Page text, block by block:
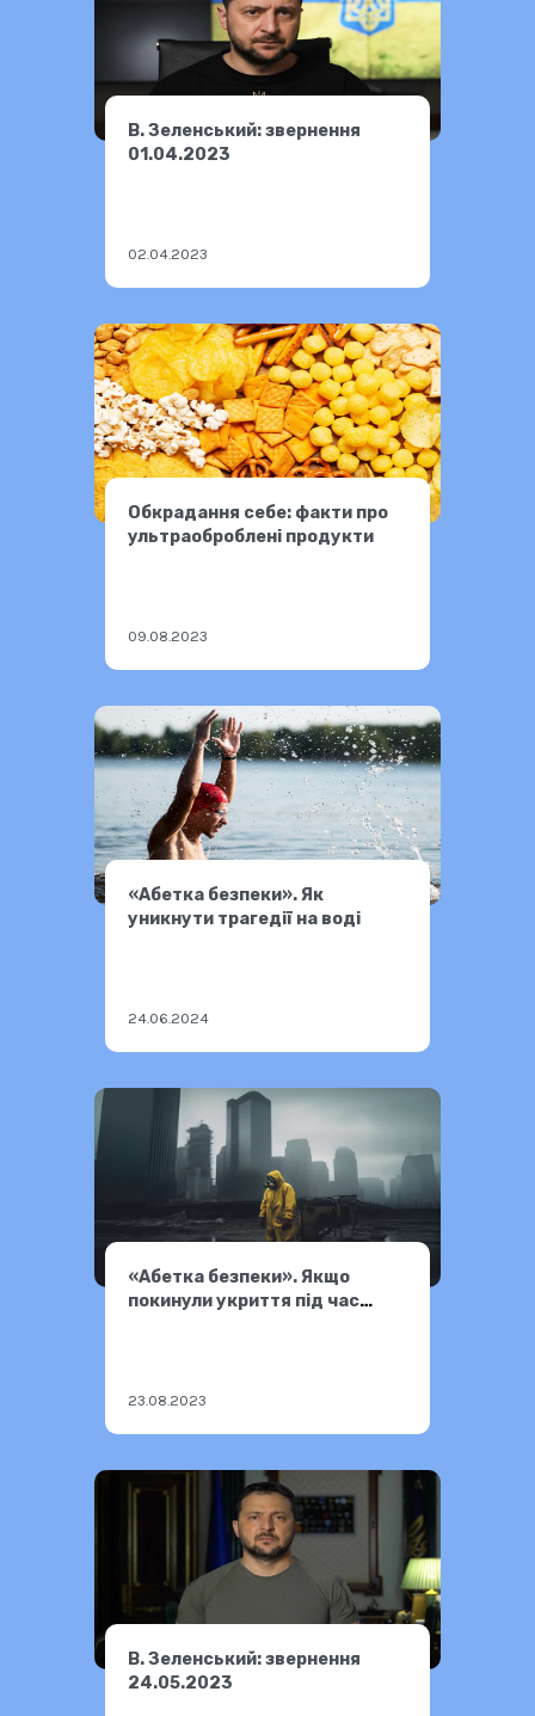
В. Зеленський: звернення
01.04.2023
02.04.2023
Обкрадання себе: факти про
ультраоброблені продукти
09.08.2023
«Абетка безпеки». Як
уникнути трагедії на воді
24.06.2024
«Абетка безпеки». Якщо
покинули укриття під час
23.08.2023
В. Зеленський: звернення
24.05.2023